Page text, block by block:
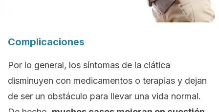
Complicaciones
Por lo general, los síntomas de la ciática
disminuyen con medicamentos o terapias y dejan
de ser un obstáculo para llevar una vida normal.